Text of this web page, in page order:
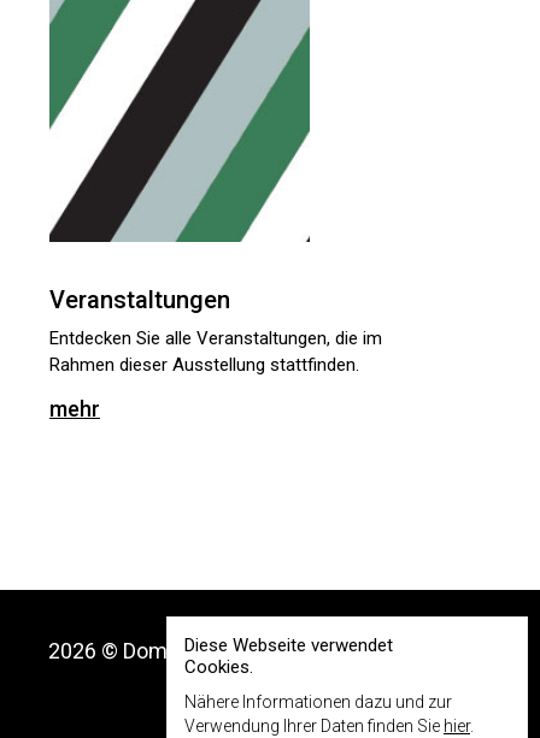
Diese Webseite verwendet
Cookies.
Nähere Informationen dazu und zur
Verwendung Ihrer Daten finden Sie hier.
Veranstaltungen
Entdecken Sie alle Veranstaltungen, die im
Rahmen dieser Ausstellung stattfinden.
mehr
2026 © Dom Museum Wien